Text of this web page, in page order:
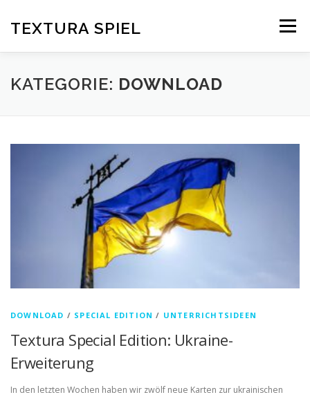
springen
TEXTURA SPIEL Menü
DAS SPIELPRINZIP BLOG EDITIONEN
KATEGORIE: DOWNLOAD
DOWNLOAD / SPECIAL EDITION / UNTERRICHTSIDEEN
Textura Special Edition: Ukraine-
Erweiterung
In den letzten Wochen haben wir zwölf neue Karten zur ukrainischen